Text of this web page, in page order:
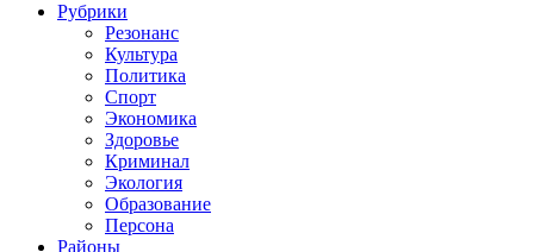
Рубрики
Резонанс
Культура
Политика
Спорт
Экономика
Здоровье
Криминал
Экология
Образование
Персона
Районы